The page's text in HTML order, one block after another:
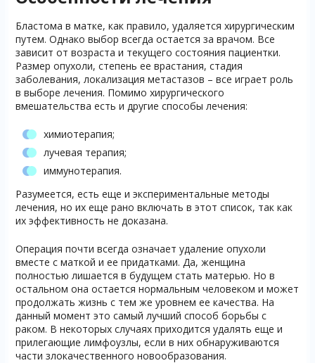
Бластома в матке, как правило, удаляется хирургическим
путем. Однако выбор всегда остается за врачом. Все
зависит от возраста и текущего состояния пациентки.
Размер опухоли, степень ее врастания, стадия
заболевания, локализация метастазов – все играет роль
в выборе лечения. Помимо хирургического
вмешательства есть и другие способы лечения:
химиотерапия;
лучевая терапия;
иммунотерапия.
Разумеется, есть еще и экспериментальные методы
лечения, но их еще рано включать в этот список, так как
их эффективность не доказана.
Операция почти всегда означает удаление опухоли
вместе с маткой и ее придатками. Да, женщина
полностью лишается в будущем стать матерью. Но в
остальном она остается нормальным человеком и может
продолжать жизнь с тем же уровнем ее качества. На
данный момент это самый лучший способ борьбы с
раком. В некоторых случаях приходится удалять еще и
прилегающие лимфоузлы, если в них обнаруживаются
части злокачественного новообразования.